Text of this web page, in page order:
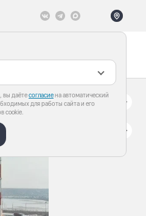
вы даётесогласиена автоматический
для работы сайта и его
cookie.